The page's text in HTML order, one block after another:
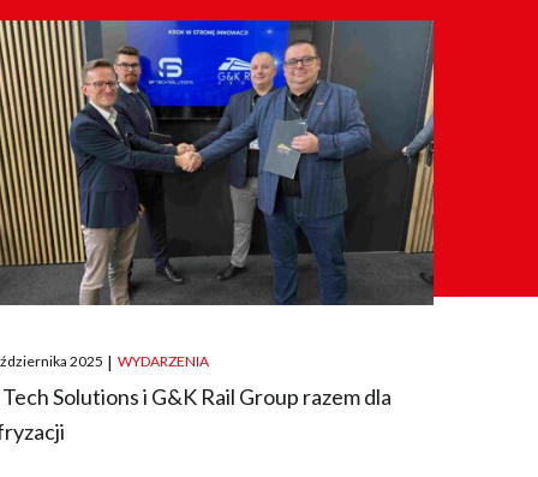
2025 | WYDARZENIA
Tech Solutions i G&K Rail Group razem dla